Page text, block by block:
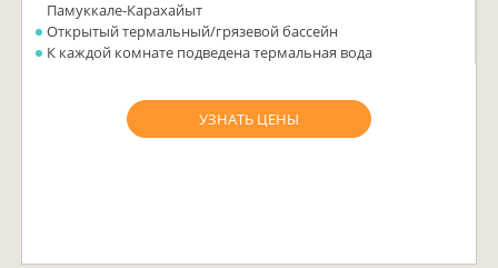
Памуккале-Карахайыт
Открытый термальный/грязевой бассейн
К каждой комнате подведена термальная вода
УЗНАТЬ ЦЕНЫ